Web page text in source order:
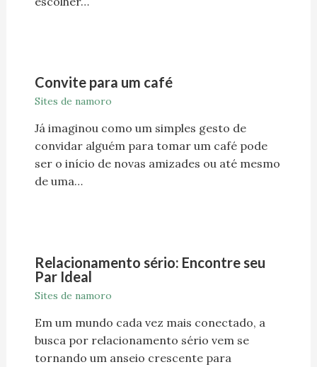
Convite para um café
Sites de namoro
Já imaginou como um simples gesto de
convidar alguém para tomar um café pode
ser o início de novas amizades ou até mesmo
de uma…
Relacionamento sério: Encontre seu
Par Ideal
Sites de namoro
Em um mundo cada vez mais conectado, a
busca por relacionamento sério vem se
tornando um anseio crescente para